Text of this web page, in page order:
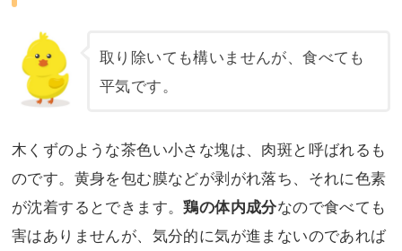
取り除いても構いませんが、食べても
平気です。
木くずのような茶色い小さな塊は、肉斑と呼ばれるも
のです。黄身を包む膜などが剥がれ落ち、それに色素
が沈着するとできます。鶏の体内成分なので食べても
害はありませんが、気分的に気が進まないのであれば